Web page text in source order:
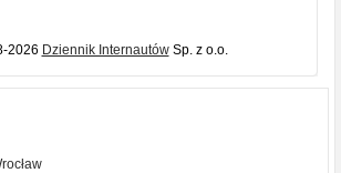
2026 Dziennik InternautówSp. z o.o.